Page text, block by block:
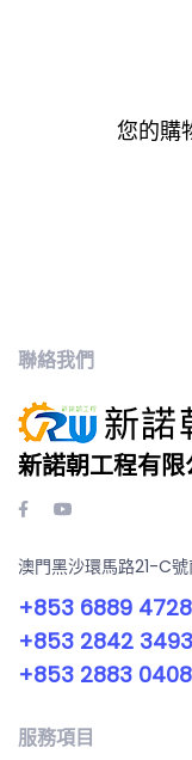
您的購
聯絡我們
新諾朝工程有限
澳門黑沙環馬路21-C
+853 6889 4728
+853 2842 3493
+853 2883 0408
服務項目